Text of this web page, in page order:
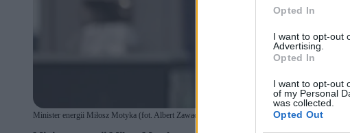
Opted In
I want to opt-out
Advertising.
Opted In
I want to opt-out
of my Personal
was collected.
Opted Out
Minister energii Miłosz Motyka (fot. Albert Zawada / PAP)